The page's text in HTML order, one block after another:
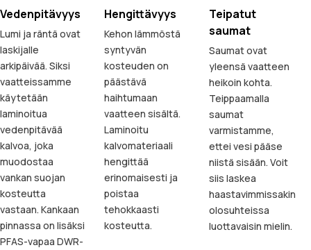
Vedenpitävyys
Lumi ja räntä ovat
laskijalle
arkipäivää. Siksi
vaatteissamme
käytetään
laminoitua
vedenpitävää
kalvoa, joka
muodostaa
vankan suojan
kosteutta
vastaan. Kankaan
pinnassa on lisäksi
PFAS-vapaa DWR-
Hengittävyys
Kehon lämmöstä
syntyvän
kosteuden on
päästävä
haihtumaan
vaatteen sisältä.
Laminoitu
kalvomateriaali
hengittää
erinomaisesti ja
poistaa
tehokkaasti
kosteutta.
Teipatut
saumat
Saumat ovat
yleensä vaatteen
heikoin kohta.
Teippaamalla
saumat
varmistamme,
ettei vesi pääse
niistä sisään. Voit
siis laskea
haastavimmissakin
olosuhteissa
luottavaisin mielin.